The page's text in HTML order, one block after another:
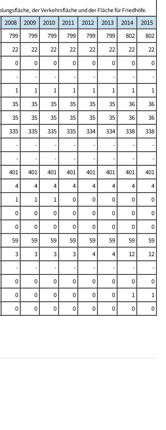
der Verkehrsfläche und der Fläche für Friedhöfe.
2008 2009 2010 2011 2012 2013 2014
2015
799 799 799 799 799 799 802
802
22 22 22 22 22 22 22
22
0 0 0 0 0 0 0
0
- - - - - - -
-
1 1 1 1 1 1 1
1
35 35 35 35 35 35 36
36
35 35 35 35 35 35 36
36
335 335 335 335 334 334 338
338
- - - - - - -
-
- - - - - - -
-
401 401 401 401 401 401 401
401
4 4 4 4 4 4 4
4
1 1 1 0 0 0 0
0
0 0 0 0 0 0 0
0
0 0 0 0 0 0 0
0
59 59 59 59 59 59 59
59
3 3 3 3 4 4 12
12
- - - - - - -
-
0 0 0 0 0 0 0
0
0 0 0 0 0 0 1
1
0 0 0 0 0 0 0 0